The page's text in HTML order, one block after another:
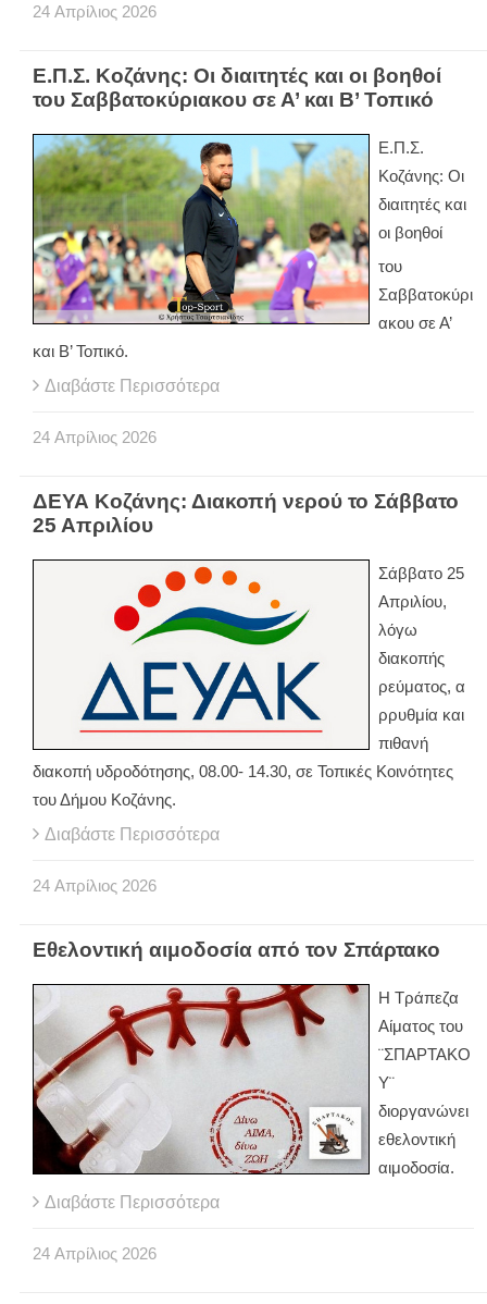
24 Απρίλιος 2026
Ε.Π.Σ. Κοζάνης: Οι διαιτητές και οι βοηθοί
του Σαββατοκύριακου σε Α’ και Β’ Τοπικό
Ε.Π.Σ.
Κοζάνης: Οι
διαιτητές και
οι βοηθοί
του
Σαββατοκύρι
ακου σε Α’
και Β’ Τοπικό.
Διαβάστε Περισσότερα
24 Απρίλιος 2026
ΔΕΥΑ Κοζάνης: Διακοπή νερού το Σάββατο
25 Απριλίου
Σάββατο 25
Απριλίου,
λόγω
διακοπής
ρεύματος, α
ρρυθμία και
πιθανή
διακοπή υδροδότησης, 08.00- 14.30, σε Τοπικές Κοινότητες
του Δήμου Κοζάνης.
Διαβάστε Περισσότερα
24 Απρίλιος 2026
Εθελοντική αιμοδοσία από τον Σπάρτακο
Η Τράπεζα
Αίματος του
¨ΣΠΑΡΤΑΚΟ
Υ¨
διοργανώνει
εθελοντική
αιμοδοσία.
Διαβάστε Περισσότερα
24 Απρίλιος 2026